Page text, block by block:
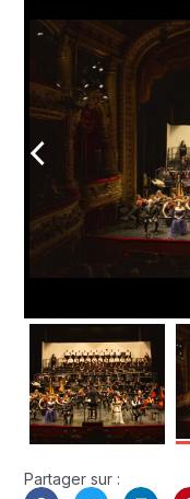
arrow_back_ios
Partager sur :